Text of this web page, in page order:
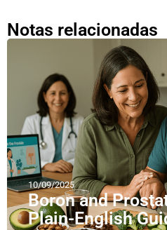
Notas relacionadas
10/09/2025
Boron and
Plain-English